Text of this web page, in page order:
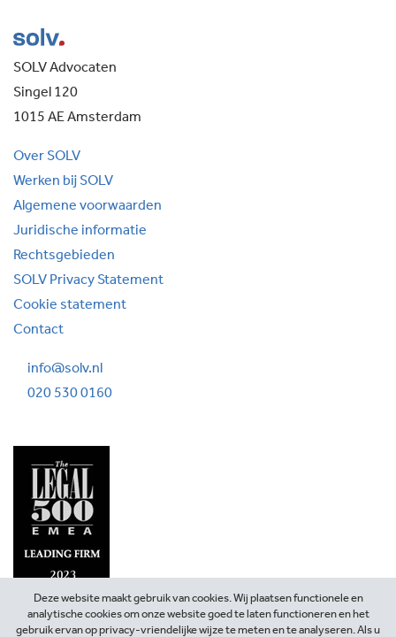
SOLV Advocaten
Singel 120
1015 AE Amsterdam
Over SOLV
Werken bij SOLV
Algemene voorwaarden
Juridische informatie
Rechtsgebieden
SOLV Privacy Statement
Cookie statement
Contact
info@solv.nl
020 530 0160
Deze website maakt gebruik van cookies. Wij plaatsen functionele en
analytische cookies om onze website goed te laten functioneren en het
gebruik ervan op privacy-vriendelijke wijze te meten en te analyseren. Als u